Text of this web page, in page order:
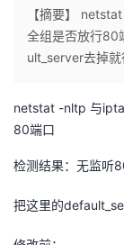
个
人
我
【摘要】
全组是否放行80
ult_server去掉
netstat -nltp 与
80端口
检测结果：无监听
把这里的